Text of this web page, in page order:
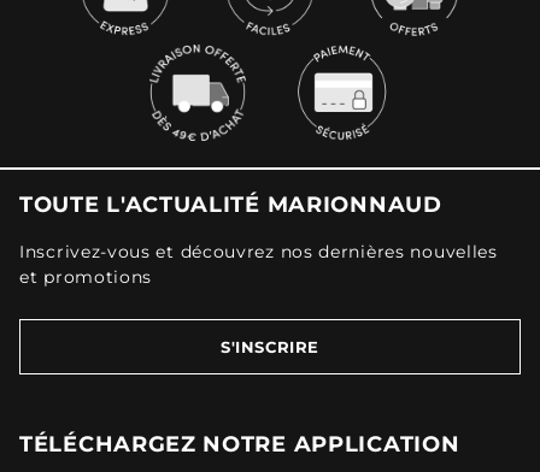
TOUTE L'ACTUALITÉ MARIONNAUD
Inscrivez-vous et découvrez nos dernières nouvelles
et promotions
S'INSCRIRE
TÉLÉCHARGEZ NOTRE APPLICATION